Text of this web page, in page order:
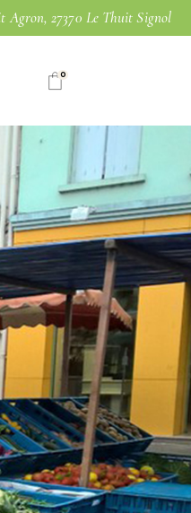
Agron, 27370 Le Thuit Signol
0